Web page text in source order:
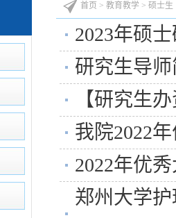
首页 > 教育教学 > 硕士生
2023年硕
研究生导
【研究生
我院2022
2022年优
郑州大学